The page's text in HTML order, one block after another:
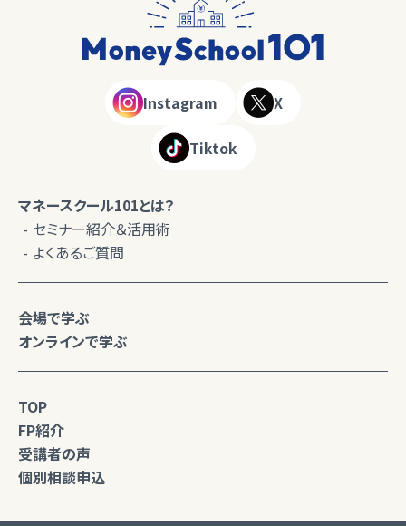
Instagram X
Tiktok
マネースクール101とは？
セミナー紹介＆活用術
よくあるご質問
会場で学ぶ
オンラインで学ぶ
TOP
FP紹介
受講者の声
個別相談申込